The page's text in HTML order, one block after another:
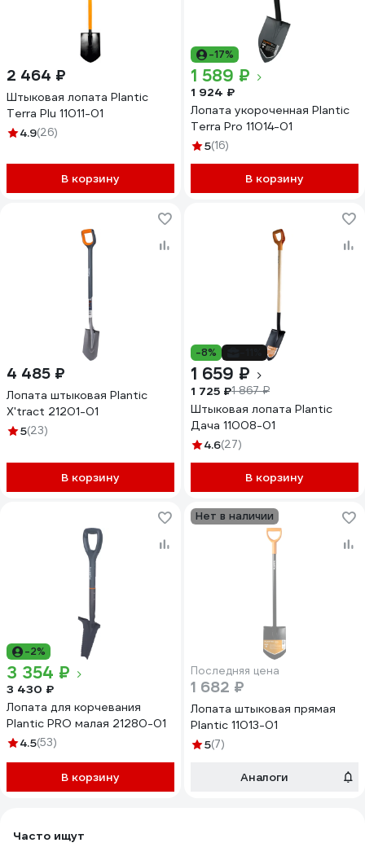
2 464 ₽
Штыковая лопата Plantic
Terra Plu 11011-01
4.9(26)
В корзину
-17%
1 589 ₽
1 924 ₽
Лопата укороченная Plantic
Terra Pro 11014-01
5(16)
В корзину
4 485 ₽
Лопата штыковая Plantic
X'tract 21201-01
5(23)
В корзину
-8%
1 659 ₽
1 725 ₽1 867 ₽
Штыковая лопата Plantic
Дача 11008-01
4.6(27)
В корзину
-2%
3 354 ₽
3 430 ₽
Лопата для корчевания
Plantic PRO малая 21280-01
4.5(53)
В корзину
Нет в наличии
Последняя цена
1 682 ₽
Лопата штыковая прямая
Plantic 11013-01
5(7)
Аналоги
Часто ищут